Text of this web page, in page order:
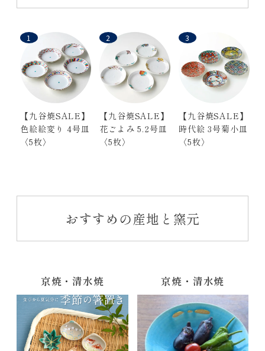
【九谷焼SALE】
色絵絵変り 4号皿
〈5枚〉
【九谷焼SALE】
花ごよみ 5.2号皿
〈5枚〉
【九谷焼SALE】
時代絵 3号菊小皿
〈5枚〉
おすすめの産地と窯元
京焼・清水焼 京焼・清水焼